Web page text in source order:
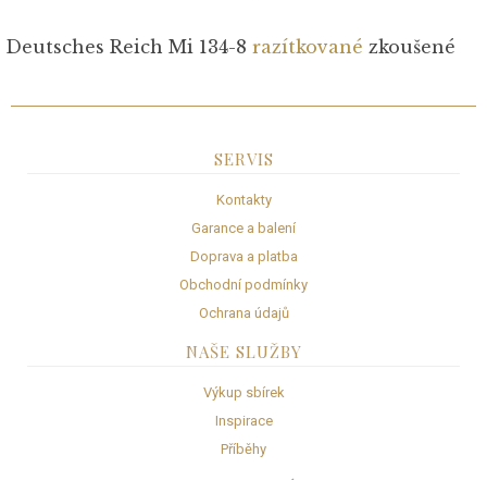
Deutsches Reich Mi 134-8 razítkované zkoušené
SERVIS
Kontakty
Garance a balení
Doprava a platba
Obchodní podmínky
Ochrana údajů
NAŠE SLUŽBY
Výkup sbírek
Inspirace
Příběhy